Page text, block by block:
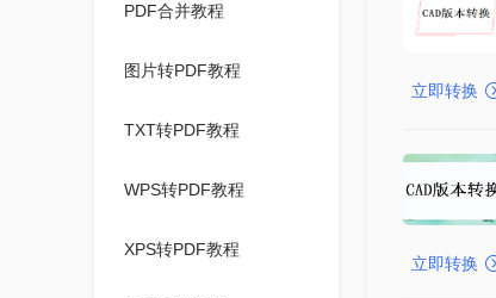
PDF合并教程
图片转PDF教程
TXT转PDF教程
WPS转PDF教程
XPS转PDF教程
立即转换
立即转换